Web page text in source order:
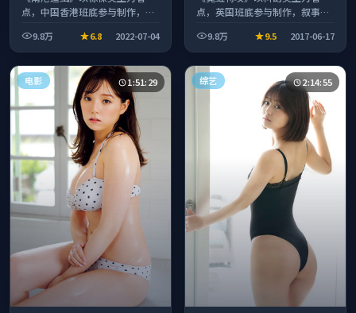
点，中国香港班底参与制作，叙
段观看。
9.8万 6.8 2022-07-04
点，英国班底参与制作，叙事完
看。9.8万 9.5 2017-06-17
电影 1:51:29 综艺 2:14:55